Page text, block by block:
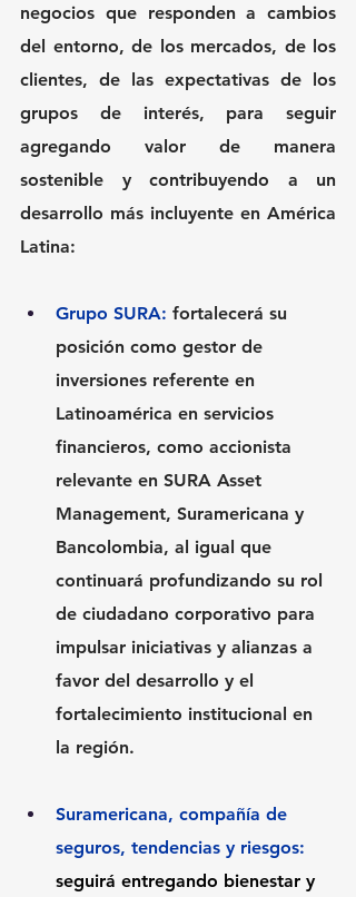
negocios que responden a cambios
del entorno, de los mercados, de los
clientes, de las expectativas de los
grupos de interés, para seguir
agregando valor de manera
sostenible y contribuyendo a un
desarrollo más incluyente en América
Latina:
Grupo SURA: fortalecerá su
posición como gestor de
inversiones referente en
Latinoamérica en servicios
financieros, como accionista
relevante en SURA Asset
Management, Suramericana y
Bancolombia, al igual que
continuará profundizando su rol
de ciudadano corporativo para
impulsar iniciativas y alianzas a
favor del desarrollo y el
fortalecimiento institucional en
la región.
Suramericana, compañía de
seguros, tendencias y riesgos:
seguirá entregando bienestar y